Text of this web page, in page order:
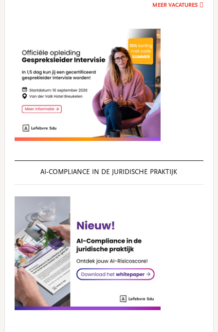
MEER VACATURES
AI‑COMPLIANCE IN DE JURIDISCHE PRAKTIJK